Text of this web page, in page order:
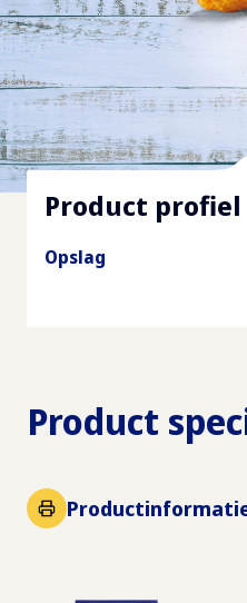
Product profiel
Opslag
Product